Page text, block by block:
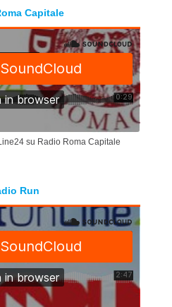
Capitale
su Radio Roma Capitale
Run